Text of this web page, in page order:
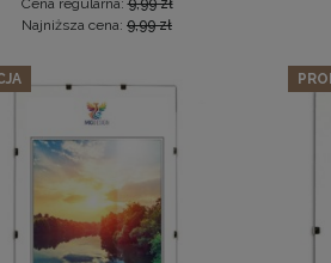
3 szt. ramek na zdjęcia 20 x 30 cm
Cena regularna:9,99 zł
Najniższa cena: 9,99 zł